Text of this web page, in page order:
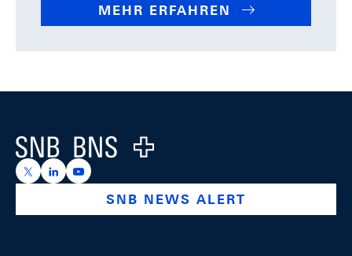
MEHR ERFAHREN
Logo
https://x.com/snb_bns
https://ch.linkedin.com/company/swiss-national-
https://www.youtube.com/@swissnationalbank
SNB NEWS ALERT